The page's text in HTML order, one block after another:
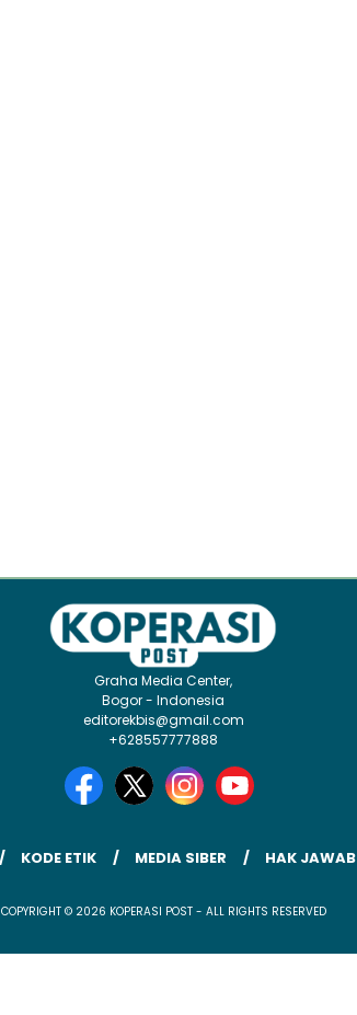
Graha Media Center,
Bogor - Indonesia
editorekbis@gmail.com
+628557777888
KODE ETIK MEDIA SIBER HAK JAWAB
COPYRIGHT © 2026 KOPERASI POST - ALL RIGHTS RESERVED